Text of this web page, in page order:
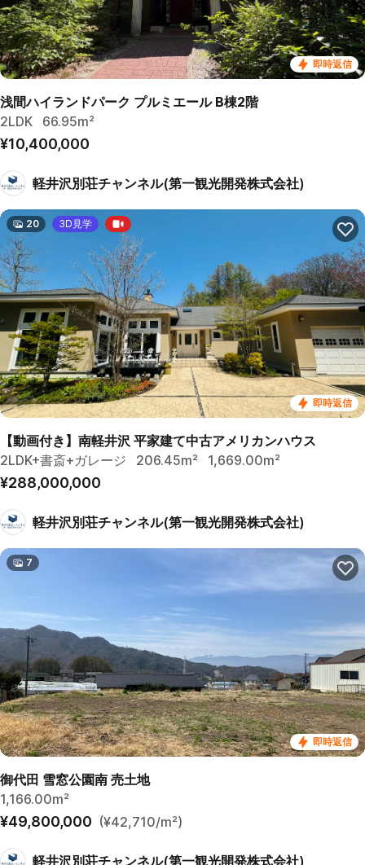
即時返信
浅間ハイランドパーク プルミエール B棟2階
2LDK
66.95m²
¥10,400,000
軽井沢別荘チャンネル(第一観光開発株式会社)
即時返信
20 3D見学
【動画付き】南軽井沢 平家建て中古アメリカンハウス
2LDK+書斎+ガレージ
206.45m² 1,669.00m²
¥288,000,000
軽井沢別荘チャンネル(第一観光開発株式会社)
即時返信
7
御代田 雪窓公園南 売土地
1,166.00m²
¥49,800,000 (¥42,710/m²)
軽井沢別荘チャンネル(第一観光開発株式会社)